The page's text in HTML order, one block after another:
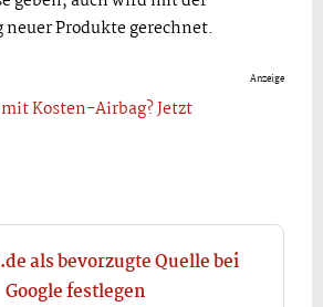
Produkte gerechnet.
Anzeige
Kosten-Airbag? Jetzt
als bevorzugte Quelle bei
Google festlegen